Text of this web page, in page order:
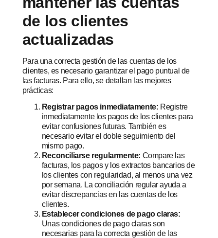
de los clientes
actualizadas
Para una correcta gestión de las cuentas de los
clientes, es necesario garantizar el pago puntual de
las facturas. Para ello, se detallan las mejores
prácticas:
Registrar pagos inmediatamente: Registre
inmediatamente los pagos de los clientes para
evitar confusiones futuras. También es
necesario evitar el doble seguimiento del
mismo pago.
Reconciliarse regularmente: Compare las
facturas, los pagos y los extractos bancarios de
los clientes con regularidad, al menos una vez
por semana. La conciliación regular ayuda a
evitar discrepancias en las cuentas de los
clientes.
Establecer condiciones de pago claras:
Unas condiciones de pago claras son
necesarias para la correcta gestión de las